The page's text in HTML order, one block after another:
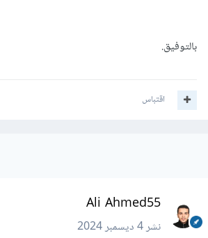
بالتوفيق.
اقتباس
Ali Ahmed55
نشر4 ديسمبر 2024